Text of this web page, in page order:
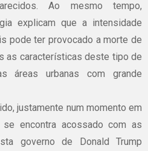
Ao mesmo tempo,
explicam que a intensidade
pode ter provocado a morte de
as características deste tipo de
áreas urbanas com grande
justamente num momento em
encontra acossado com as
governo de Donald Trump